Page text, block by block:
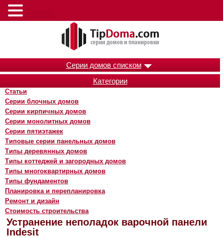
Серии домов списком
Категории
Статьи
Серии блочных домов
Серии кирпичных домов
Серии монолитных домов
Серии пятиэтажек
Типовые серии панельных домов
Типы деревянных домов
Типы коттеджей и загородных домов
Типы многоквартирных домов
Типы фундаментов
Планировка и перепланировка
Ремонт и дизайн
Стоимость строительства
Устранение неполадок варочной панели
Indesit